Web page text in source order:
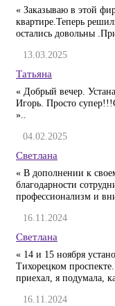
« Заказываю в этой
квартире.Теперь
остались довольны
13.03.2025
Татьяна
« Добрый вечер.
Игорь. Просто
»..
04.02.2025
Светлана
« В дополнении к
благодарности
профессионализм и
16.11.2024
Светлана
« 14 и 15 ноября
Тихорецком
приехал, я подумала,
16.11.2024